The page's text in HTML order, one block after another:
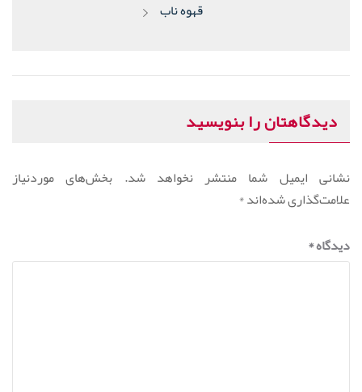
پست
قهوه ناب
دیدگاهتان را بنویسید
نشانی ایمیل شما منتشر نخواهد شد. بخش‌های موردنیاز
علامت‌گذاری شده‌اند*
دیدگاه*